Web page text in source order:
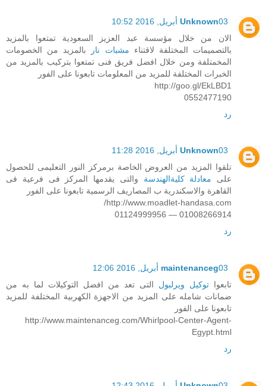
Unknown03 أبريل, 2016 10:52
الان من خلال مؤسسة عبد العزيز السعودية تمتعوا بالمزيد
بالتصميمات المختلفة لاقتناء مشبات نار بالمزيد من الخصومات
المخمتلفة ومن خلال افضل فريق فنى تمتعوا بتركيب بالمزيد من
الخبرات المختلفة للمزيد من المعلومات تابعونا على الفور
http://goo.gl/EkLBD1
0552477190
رد
Unknown03 أبريل, 2016 11:28
تلقوا المزيد من العروض الخاصة برمركز النور التعليمى للحصول
على معادلة كليةالهندسة والتى يقدمها المركز فى فرعية فى
القاهرة والاسكندرية ب المصاريف الرسمية تابعونا على الفور
http://www.moadlet-handasa.com/
01008266914 — 01124999956
رد
maintenanceg03 أبريل, 2016 12:06
تابعوا توكيل ويرلبول التى تعد من افضل التوكيلات لما به من
ضمانات شامله على المزيد من الاجهزة الكهربية المختلفة للمزيد
تابعونا على الفور
http://www.maintenanceg.com/Whirlpool-Center-Agent-
Egypt.html
رد